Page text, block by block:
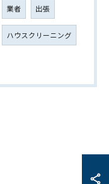
業者 出張
ハウスクリーニング